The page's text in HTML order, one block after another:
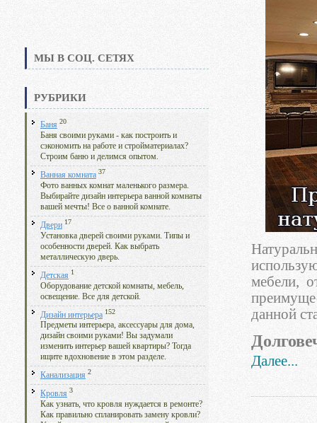
МЫ В СОЦ. СЕТЯХ
РУБРИКИ
Баня 20
Баня своими руками - как построить и
сэкономить на работе и стройматериалах?
Строим баню и делимся опытом.
Ванная комната 37
Фото ванных комнат маленького размера.
Выбирайте дизайн интерьера ванной комнаты
вашей мечты! Все о ванной комнате.
Двери 17
Установка дверей своими руками. Типы и
особенности дверей. Как выбрать
металлическую дверь.
Детская 1
Оборудование детской комнаты, мебель,
освещение. Все для детской.
Дизайн интерьера 152
Предметы интерьера, аксессуары для дома,
дизайн своими руками! Вы задумали
изменить интерьер вашей квартиры? Тогда
ищите вдохновение в этом разделе.
Канализация 2
Кровля 3
Как узнать, что кровля нуждается в ремонте?
Как правильно спланировать замену кровли?
мебели,
данной
Далее...